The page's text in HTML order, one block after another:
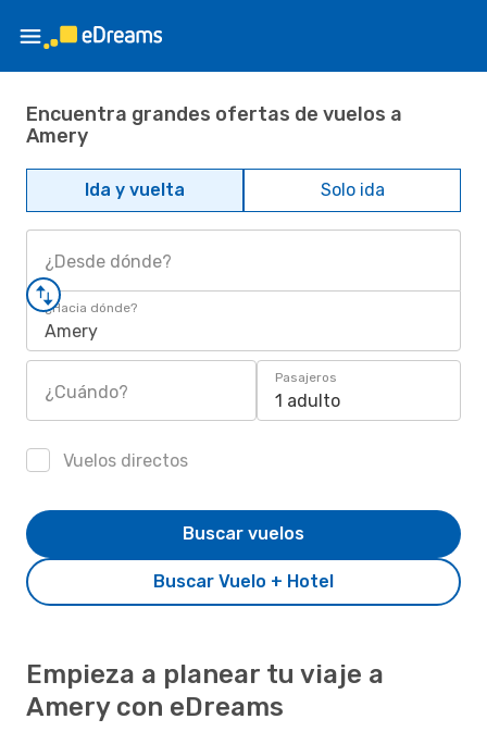
Encuentra grandes ofertas de vuelos a
Amery
Ida y vuelta Solo ida
¿Desde dónde?
¿Hacia dónde?
Amery
¿Cuándo?
Pasajeros
1 adulto
Vuelos directos
Buscar Vuelo + Hotel
Buscar vuelos
Empieza a planear tu viaje a
Amery con eDreams